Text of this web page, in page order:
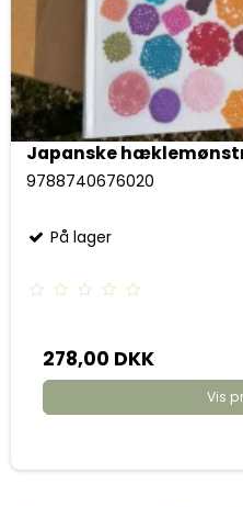
Japanske
9788740676020
På lager
278,00 DKK
Vis